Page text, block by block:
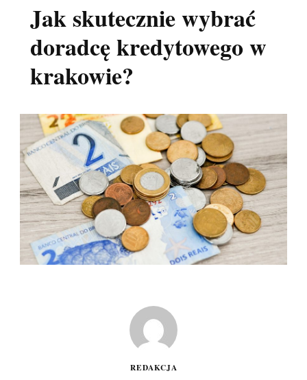
Jak skutecznie wybrać
doradcę kredytowego w
krakowie?
REDAKCJA